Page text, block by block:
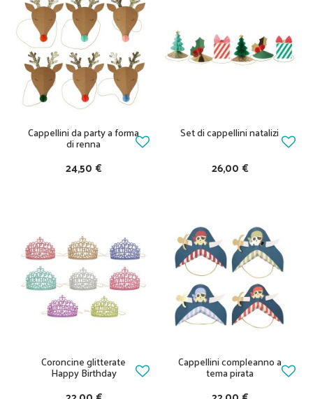
Cappellini da party a forma
di renna
24,50 €
Set di cappellini natalizi
26,00 €
Coroncine glitterate
Happy Birthday
Cappellini compleanno a
tema pirata